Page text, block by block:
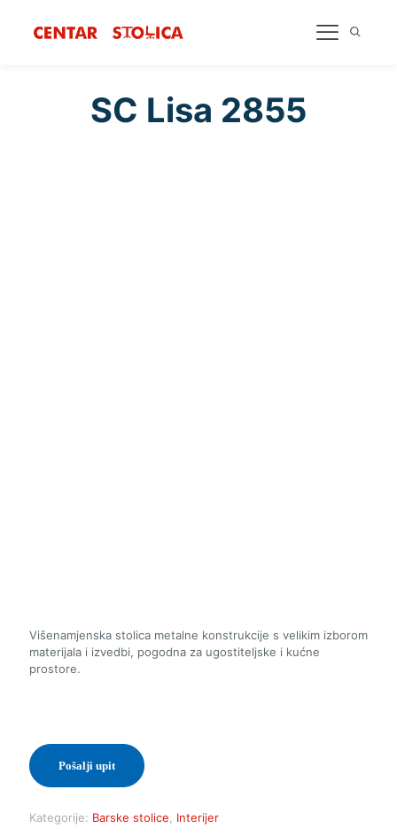
SC Lisa 2855
Višenamjenska stolica metalne konstrukcije s velikim izborom
materijala i izvedbi, pogodna za ugostiteljske i kućne
prostore.
Pošalji upit
Kategorije: Barske stolice, Interijer